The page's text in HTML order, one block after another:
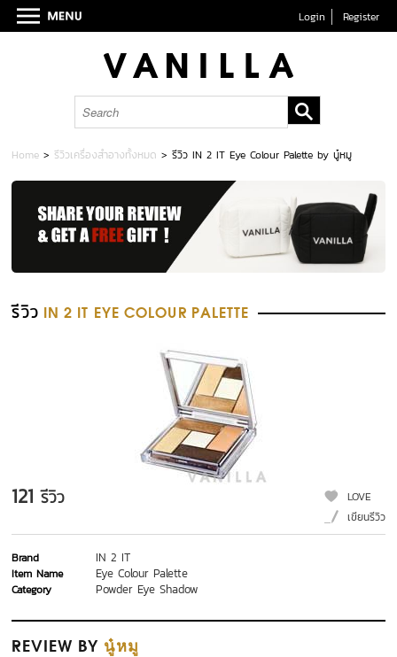
Login Register
Home >รีวิวเครื่องสำอางทั้งหมด >รีวิว IN 2 IT Eye Colour Palette by นู๋หมู
รีวิว IN 2 IT EYE COLOUR PALETTE
121 รีวิว
LOVE
เขียนรีวิว
Brand IN 2 IT
Item Name Eye Colour Palette
Category Powder Eye Shadow
REVIEW BY นู๋หมู